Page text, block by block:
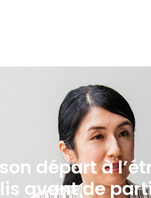
départ à
avant de